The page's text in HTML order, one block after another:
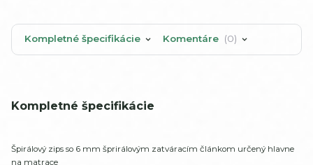
Kompletné špecifikácie Komentáre 0
Kompletné špecifikácie
Špirálový zips so 6 mm šprirálovým zatváracím článkom určený hlavne
na matrace